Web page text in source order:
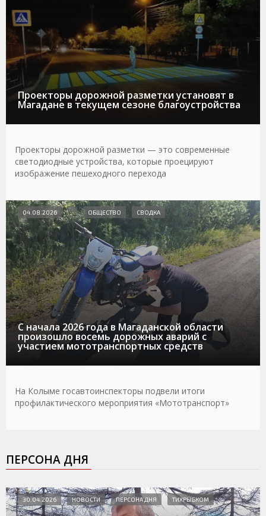
Проекторы дорожной разметки установят в
Магадане в текущем сезоне благоустройства
Проекторы дорожной разметки — это современные
светодиодные устройства, которые проецируют
изображение пешеходного перехода
С начала 2026 года в Магаданской области
произошло восемь дорожных аварий с
участием мототранспортных средств
04.08.2026 ОБЩЕСТВО СВОДКА
На Колыме госавтоинспекторы подвели итоги
профилактического мероприятия «Мототранспорт»
ПЕРСОНА ДНЯ
30.04.2026 НОВОСТИ ПЕРСОНА ДНЯ ТИХРЫБКОМ